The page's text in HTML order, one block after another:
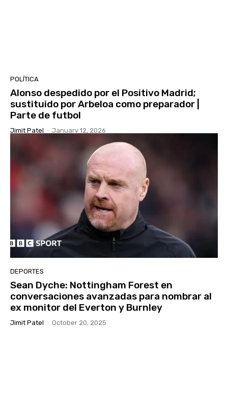
POLÍTICA
Alonso despedido por el Positivo Madrid;
sustituido por Arbeloa como preparador |
Parte de futbol
Jimit Patel - January 12, 2026
DEPORTES
Sean Dyche: Nottingham Forest en
conversaciones avanzadas para nombrar al
ex monitor del Everton y Burnley
Jimit Patel - October 20, 2025